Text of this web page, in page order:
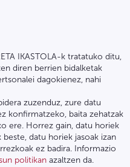
IKASTOLA-k tratatuko ditu,
diren berrien bidalketak
dagokienez, nahi
zuzenduz, zure datu
konfirmatzeko, baita zehatzak
ere. Horrez gain, datu horiek
datu horiek jasoak izan
ez badira. Informazio
politikan azaltzen da.